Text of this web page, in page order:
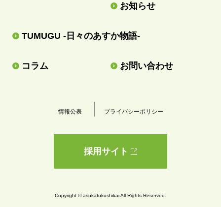
お知らせ
TUMUGU -日々のあすか物語-
コラム お問い合わせ
情報公表 プライバシーポリシー
採用サイト
Copyright © asukafukushikai All Rights Reserved.